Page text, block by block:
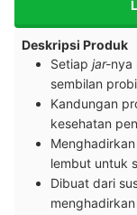
Deskripsi Produk
Setiap jar-nya
sembilan
Kandungan
kesehatan
lembut untuk
Dibuat dari